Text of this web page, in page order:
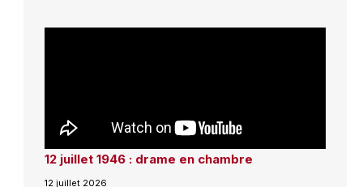
12 juillet 1946 : drame en chambre
12 juillet 2026